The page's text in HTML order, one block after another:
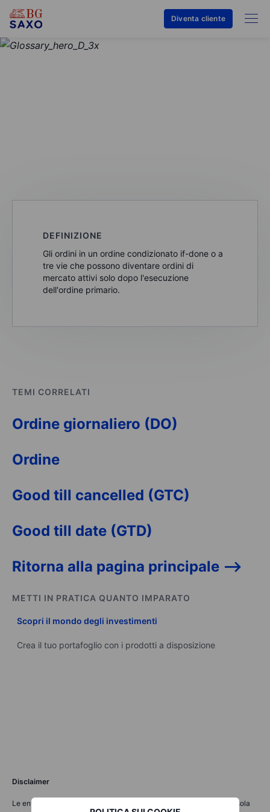
Diventa cliente
DEFINIZIONE
Gli ordini in un ordine condizionato if-done o a
tre vie che possono diventare ordini di
mercato attivi solo dopo l'esecuzione
dell'ordine primario.
TEMI CORRELATI
Ordine giornaliero (DO)
Ordine
Good till cancelled (GTC)
Good till date (GTD)
Ritorna alla pagina principale -->
METTI IN PRATICA QUANTO IMPARATO
Scopri il mondo degli investimenti
Crea il tuo portafoglio con i prodotti a disposizione
Disclaimer
Le entità del Gruppo Saxo Bank forniscono ciascuna un servizio di sola